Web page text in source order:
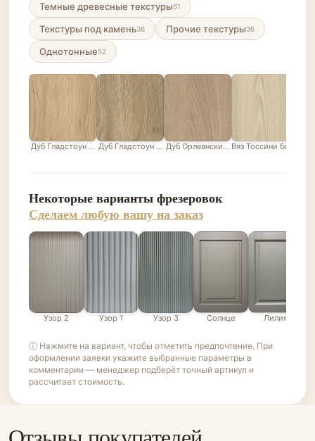
Темные древесные текстуры51
Текстуры под камень36 Прочие текстуры36
Однотонные52
Дуб Гладстоун песочныйДуб Гладстоун серо-бежевыйДуб Орлеанский песочно-бежевый
Вяз Тоссини белый
Некоторые варианты фрезеровок
Сделаем любую вашу на заказ
Узор 2 Узор 1 Узор 3 Солнце Лилия
ⓘ Нажмите на вариант, чтобы отметить предпочтение. При
оформлении заявки укажите выбранные параметры в
комментарии — менеджер подберёт точный артикул и
рассчитает стоимость.